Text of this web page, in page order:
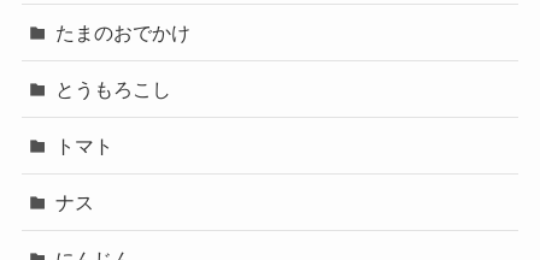
たまのおでかけ
とうもろこし
トマト
ナス